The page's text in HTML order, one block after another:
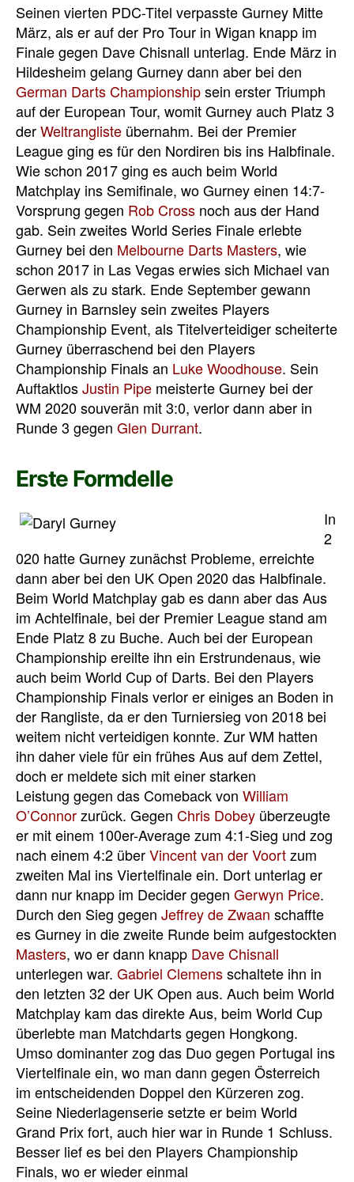
Seinen vierten PDC-Titel verpasste Gurney Mitte
März, als er auf der Pro Tour in Wigan knapp im
Finale gegen Dave Chisnall unterlag. Ende März in
Hildesheim gelang Gurney dann aber bei den
German Darts Championshipsein erster Triumph
auf der European Tour, womit Gurney auch Platz 3
derWeltrangliste übernahm. Bei der Premier
League ging es für den Nordiren bis ins Halbfinale.
Wie schon 2017 ging es auch beim World
Matchplay ins Semifinale, wo Gurney einen 14:7-
Vorsprung gegen Rob Cross noch aus der Hand
gab. Sein zweites World Series Finale erlebte
Gurney bei den Melbourne Darts Masters, wie
schon 2017 in Las Vegas erwies sich Michael van
Gerwen als zu stark. Ende September gewann
Gurney in Barnsley sein zweites Players
Championship Event, als Titelverteidiger scheiterte
Gurney überraschend bei den Players
Championship Finals an Luke Woodhouse. Sein
AuftaktlosJustin Pipe meisterte Gurney bei der
WM 2020 souverän mit 3:0, verlor dann aber in
Runde 3 gegen Glen Durrant.
Erste Formdelle
In
2
020 hatte Gurney zunächst Probleme, erreichte
dann aber bei den UK Open 2020 das Halbfinale.
Beim World Matchplay gab es dann aber das Aus
im Achtelfinale, bei der Premier League stand am
Ende Platz 8 zu Buche. Auch bei der European
Championship ereilte ihn ein Erstrundenaus, wie
auch beim World Cup of Darts. Bei den Players
Championship Finals verlor er einiges an Boden in
der Rangliste, da er den Turniersieg von 2018 bei
weitem nicht verteidigen konnte. Zur WM hatten
ihn daher viele für ein frühes Aus auf dem Zettel,
doch er meldete sich mit einer starken
Leistung gegen das Comeback von William
O’Connorzurück. Gegen Chris Dobey überzeugte
er mit einem 100er-Average zum 4:1-Sieg und zog
nach einem 4:2 überVincent van der Voortzum
zweiten Mal ins Viertelfinale ein. Dort unterlag er
dann nur knapp im Decider gegen Gerwyn Price.
Durch den Sieg gegen Jeffrey de Zwaan schaffte
es Gurney in die zweite Runde beim aufgestockten
Masters, wo er dann knapp Dave Chisnall
unterlegen war. Gabriel Clemensschaltete ihn in
den letzten 32 der UK Open aus. Auch beim World
Matchplay kam das direkte Aus, beim World Cup
überlebte man Matchdarts gegen Hongkong.
Umso dominanter zog das Duo gegen Portugal ins
Viertelfinale ein, wo man dann gegen Österreich
im entscheidenden Doppel den Kürzeren zog.
Seine Niederlagenserie setzte er beim World
Grand Prix fort, auch hier war in Runde 1 Schluss.
Besser lief es bei den Players Championship
Finals, wo er wieder einmal